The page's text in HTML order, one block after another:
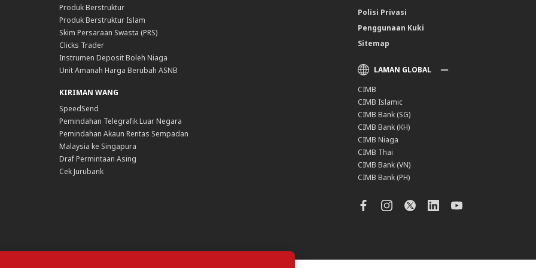
Produk Berstruktur
Produk Berstruktur Islam
Skim Persaraan Swasta (PRS)
Clicks Trader
Instrumen Deposit Boleh Niaga
Unit Amanah Harga Berubah ASNB
KIRIMAN WANG
SpeedSend
Pemindahan Telegrafik Luar Negara
Pemindahan Akaun Rentas Sempadan
Malaysia ke Singapura
Draf Permintaan Asing
Cek Jurubank
Polisi Privasi
Penggunaan Kuki
Sitemap
LAMAN GLOBAL
CIMB
CIMB Islamic
CIMB Bank (SG)
CIMB Bank (KH)
CIMB Niaga
CIMB Thai
CIMB Bank (VN)
CIMB Bank (PH)